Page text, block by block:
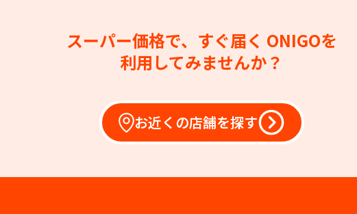
スーパー価格で、すぐ届く ONIGOを
利用してみませんか？
お近くの店舗を探す